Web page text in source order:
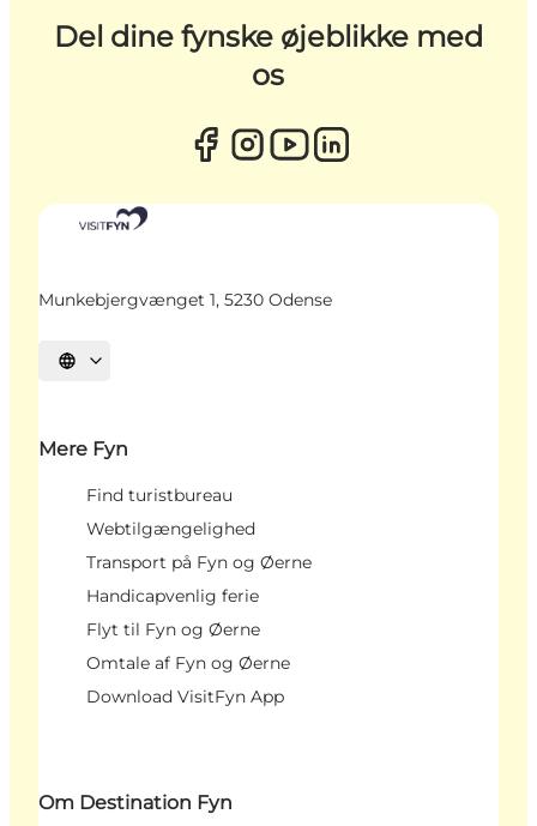
Del dine fynske øjeblikke med
os
Munkebjergvænget 1, 5230 Odense
Vælg sprog
Mere Fyn
Find turistbureau
Webtilgængelighed
Transport på Fyn og Øerne
Handicapvenlig ferie
Flyt til Fyn og Øerne
Omtale af Fyn og Øerne
Download VisitFyn App
Om Destination Fyn